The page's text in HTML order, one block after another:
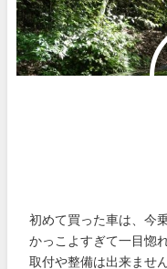
初めて買った車は、今
かっこよすぎて一目惚
取付や整備は出来ませ